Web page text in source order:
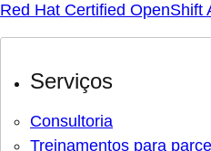
Red Hat Certified OpenShift
Serviços
Consultoria
Treinamentos para